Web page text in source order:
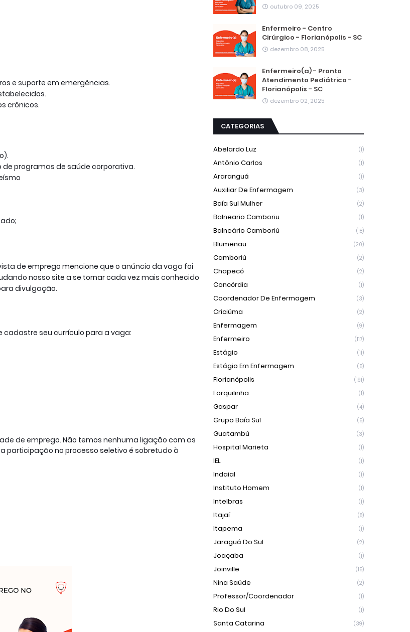
e suporte em emergências.
crônicos.
de programas de saúde corporativa.
de emprego mencione que o anúncio da vaga foi
nosso site a se tornar cada vez mais conhecido
divulgação.
cadastre seu currículo para a vaga:
de emprego. Não temos nenhuma ligação com as
participação no processo seletivo é sobretudo à
outubro 09, 2025
Enfermeiro - Centro
Cirúrgico - Florianópolis - SC
dezembro 08, 2025
Enfermeiro(a) - Pronto
Atendimento Pediátrico -
Florianópolis - SC
dezembro 02, 2025
CATEGORIAS
Abelardo Luz (1)
Antônio Carlos (1)
Araranguá (1)
Auxiliar De Enfermagem (3)
Baía Sul Mulher (2)
Balneario Camboriu (1)
Balneário Camboriú (18)
Blumenau (20)
Camboriú (2)
Chapecó (2)
Concórdia (1)
Coordenador De Enfermagem (3)
Criciúma (2)
Enfermagem (9)
Enfermeiro (117)
Estágio (11)
Estágio Em Enfermagem (5)
Florianópolis (191)
Forquilinha (1)
Gaspar (4)
Grupo Baía Sul (5)
Guatambú (3)
Hospital Marieta (1)
IEL (1)
Indaial (1)
Instituto Homem (1)
Intelbras (1)
Itajaí (8)
Itapema (1)
Jaraguá Do Sul (2)
Joaçaba (1)
Joinville (15)
Nina Saúde (2)
Professor/Coordenador (1)
Rio Do Sul (1)
Santa Catarina (39)